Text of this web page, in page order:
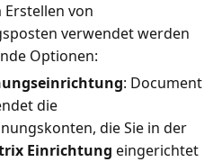
von
verwendet werden
Optionen:
: Document
die
die Sie in der
Einrichtung eingerichtet